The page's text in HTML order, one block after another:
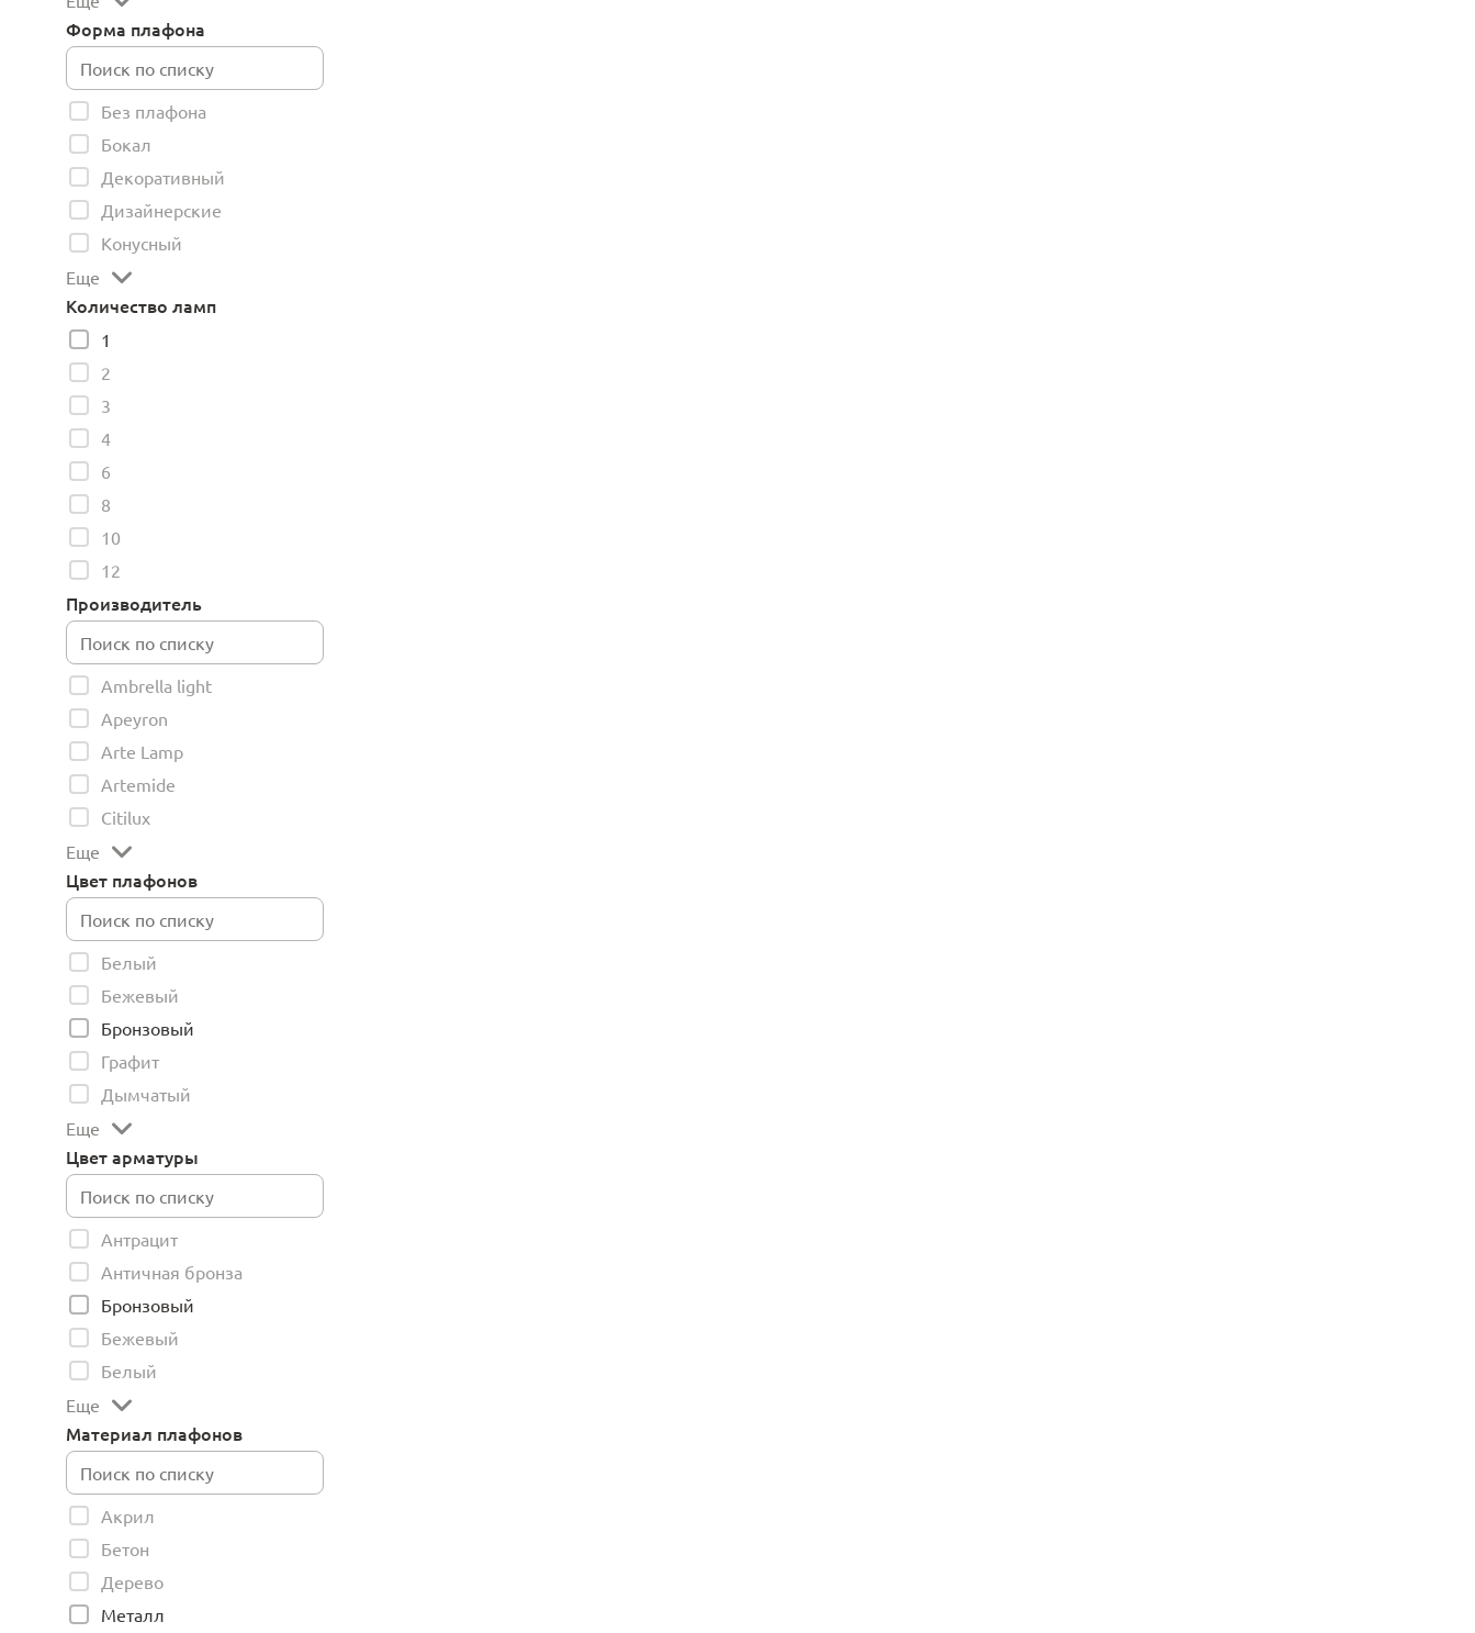
Форма плафона
Без плафона
Бокал
Декоративный
Дизайнерские
Конусный
Еще
Количество ламп
1
2
3
4
6
8
10
12
Производитель
Ambrella light
Apeyron
Arte Lamp
Artemide
Citilux
Еще
Цвет плафонов
Белый
Бежевый
Бронзовый
Графит
Дымчатый
Еще
Цвет арматуры
Антрацит
Античная бронза
Бронзовый
Бежевый
Белый
Еще
Материал плафонов
Акрил
Бетон
Дерево
Металл